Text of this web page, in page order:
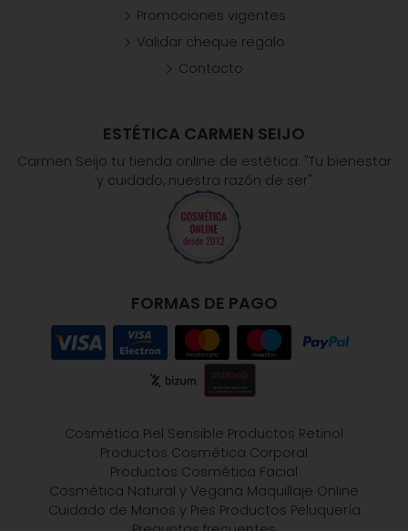
ESTÉTICA CARMEN SEIJO
Carmen Seijo tu tienda online de estética: "Tu bienestar
y cuidado, nuestra razón de ser"
FORMAS DE PAGO
Promociones vigentes
Validar cheque regalo
Contacto
Cosmética Piel Sensible Productos Retinol
Productos Cosmética Corporal
Productos Cosmética Facial
Cosmética Natural y Vegana Maquillaje Online
Cuidado de Manos y Pies Productos Peluquería